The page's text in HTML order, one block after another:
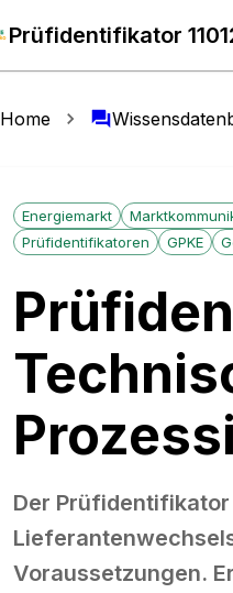
Prüfidentifikator
Home
Energiemarkt
Prüfidentifikatoren
GPKE
Der Prüfidentifikator
Voraussetzungen.